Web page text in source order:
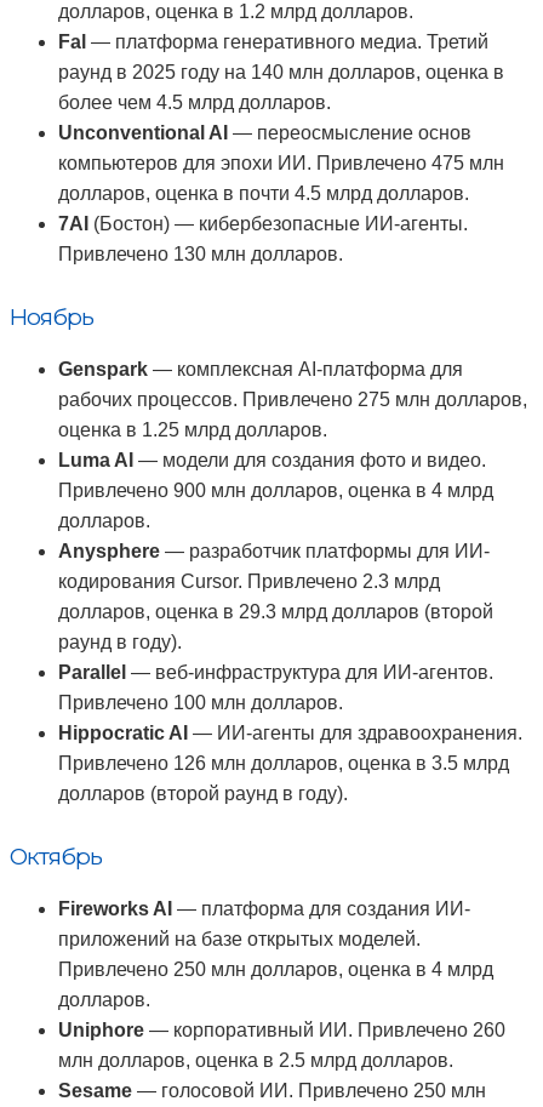
долларов, оценка в 1.2 млрд долларов.
Fal — платформа генеративного медиа. Третий
раунд в 2025 году на 140 млн долларов, оценка в
более чем 4.5 млрд долларов.
Unconventional AI — переосмысление основ
компьютеров для эпохи ИИ. Привлечено 475 млн
долларов, оценка в почти 4.5 млрд долларов.
7AI (Бостон) — кибербезопасные ИИ-агенты.
Привлечено 130 млн долларов.
Ноябрь
Genspark — комплексная AI-платформа для
рабочих процессов. Привлечено 275 млн долларов,
оценка в 1.25 млрд долларов.
Luma AI — модели для создания фото и видео.
Привлечено 900 млн долларов, оценка в 4 млрд
долларов.
Anysphere — разработчик платформы для ИИ-
кодирования Cursor. Привлечено 2.3 млрд
долларов, оценка в 29.3 млрд долларов (второй
раунд в году).
Parallel — веб-инфраструктура для ИИ-агентов.
Привлечено 100 млн долларов.
Hippocratic AI — ИИ-агенты для здравоохранения.
Привлечено 126 млн долларов, оценка в 3.5 млрд
долларов (второй раунд в году).
Октябрь
Fireworks AI — платформа для создания ИИ-
приложений на базе открытых моделей.
Привлечено 250 млн долларов, оценка в 4 млрд
долларов.
Uniphore — корпоративный ИИ. Привлечено 260
млн долларов, оценка в 2.5 млрд долларов.
Sesame — голосовой ИИ. Привлечено 250 млн